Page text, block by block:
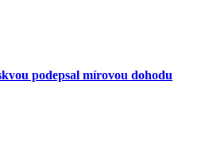
podepsal mírovou dohodu